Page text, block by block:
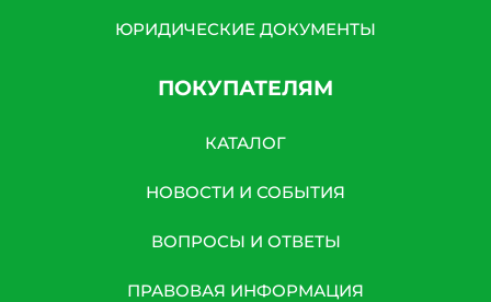
ЮРИДИЧЕСКИЕ ДОКУМЕНТЫ
ПОКУПАТЕЛЯМ
КАТАЛОГ
НОВОСТИ И СОБЫТИЯ
ВОПРОСЫ И ОТВЕТЫ
ПРАВОВАЯ ИНФОРМАЦИЯ